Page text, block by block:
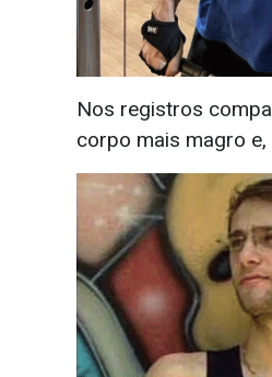
Nos registros
corpo mais magro